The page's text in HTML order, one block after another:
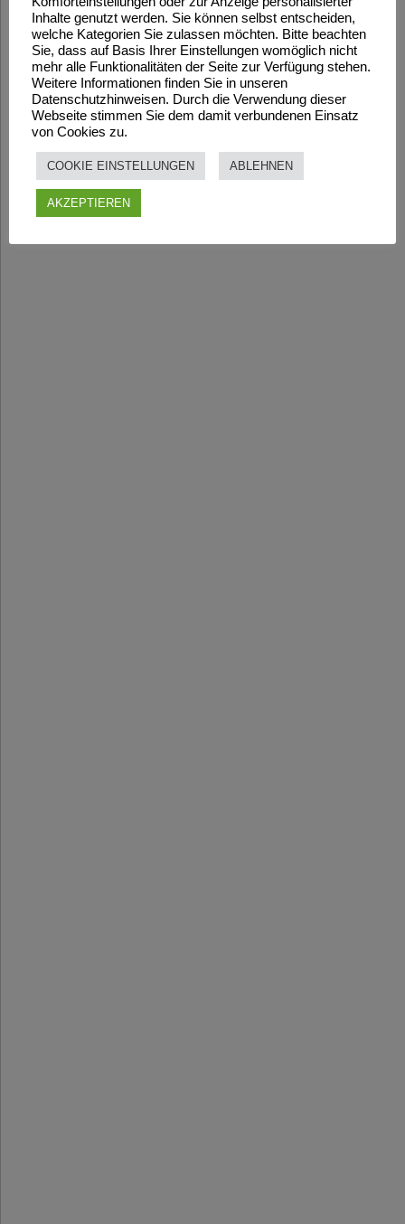
Inhalte genutzt werden. Sie können selbst entscheiden,
welche Kategorien Sie zulassen möchten. Bitte beachten
Sie, dass auf Basis Ihrer Einstellungen womöglich nicht
mehr alle Funktionalitäten der Seite zur Verfügung stehen.
Weitere Informationen finden Sie in unseren
Datenschutzhinweisen. Durch die Verwendung dieser
Webseite stimmen Sie dem damit verbundenen Einsatz
von Cookies zu.
COOKIE EINSTELLUNGEN ABLEHNEN
AKZEPTIEREN